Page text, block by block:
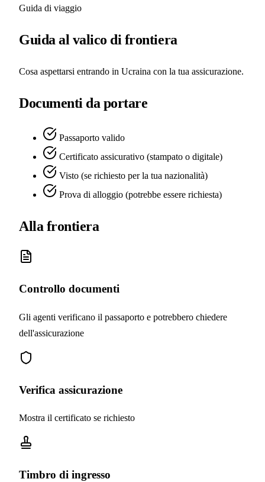
Guida di viaggio
Guida al valico di frontiera
Cosa aspettarsi entrando in Ucraina con la tua assicurazione.
Documenti da portare
Passaporto valido
Certificato assicurativo (stampato o digitale)
Visto (se richiesto per la tua nazionalità)
Prova di alloggio (potrebbe essere richiesta)
Alla frontiera
Controllo documenti
Gli agenti verificano il passaporto e potrebbero chiedere
dell'assicurazione
Verifica assicurazione
Mostra il certificato se richiesto
Timbro di ingresso